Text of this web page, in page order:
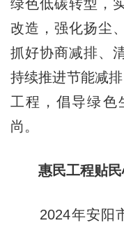
绿色低碳转型，
改造，强化扬尘
抓好协商减排、
持续推进节能减
工程，倡导绿色
尚。
惠民工程贴民
2024年安阳市